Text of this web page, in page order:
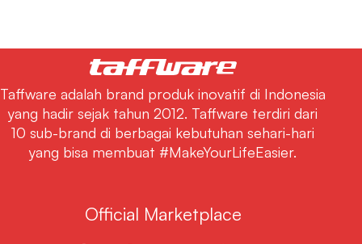
Taffware adalah brand produk inovatif di Indonesia
yang hadir sejak tahun 2012. Taffware terdiri dari
10 sub-brand di berbagai kebutuhan sehari-hari
yang bisa membuat #MakeYourLifeEasier.
Official Marketplace